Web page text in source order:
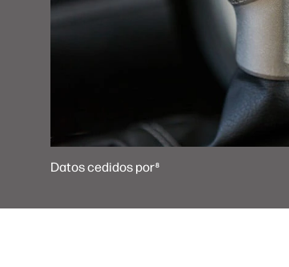
Datos cedidos por8